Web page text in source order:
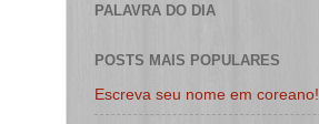
PALAVRA DO DIA
POSTS MAIS POPULARES
Escreva seu nome em coreano!